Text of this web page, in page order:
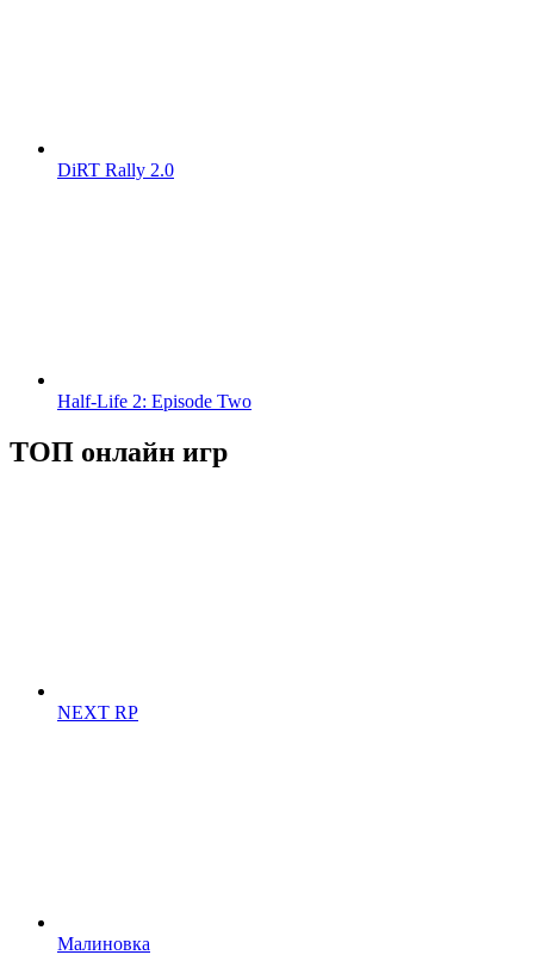
DiRT Rally 2.0
Half-Life 2: Episode Two
ТОП онлайн игр
NEXT RP
Малиновка